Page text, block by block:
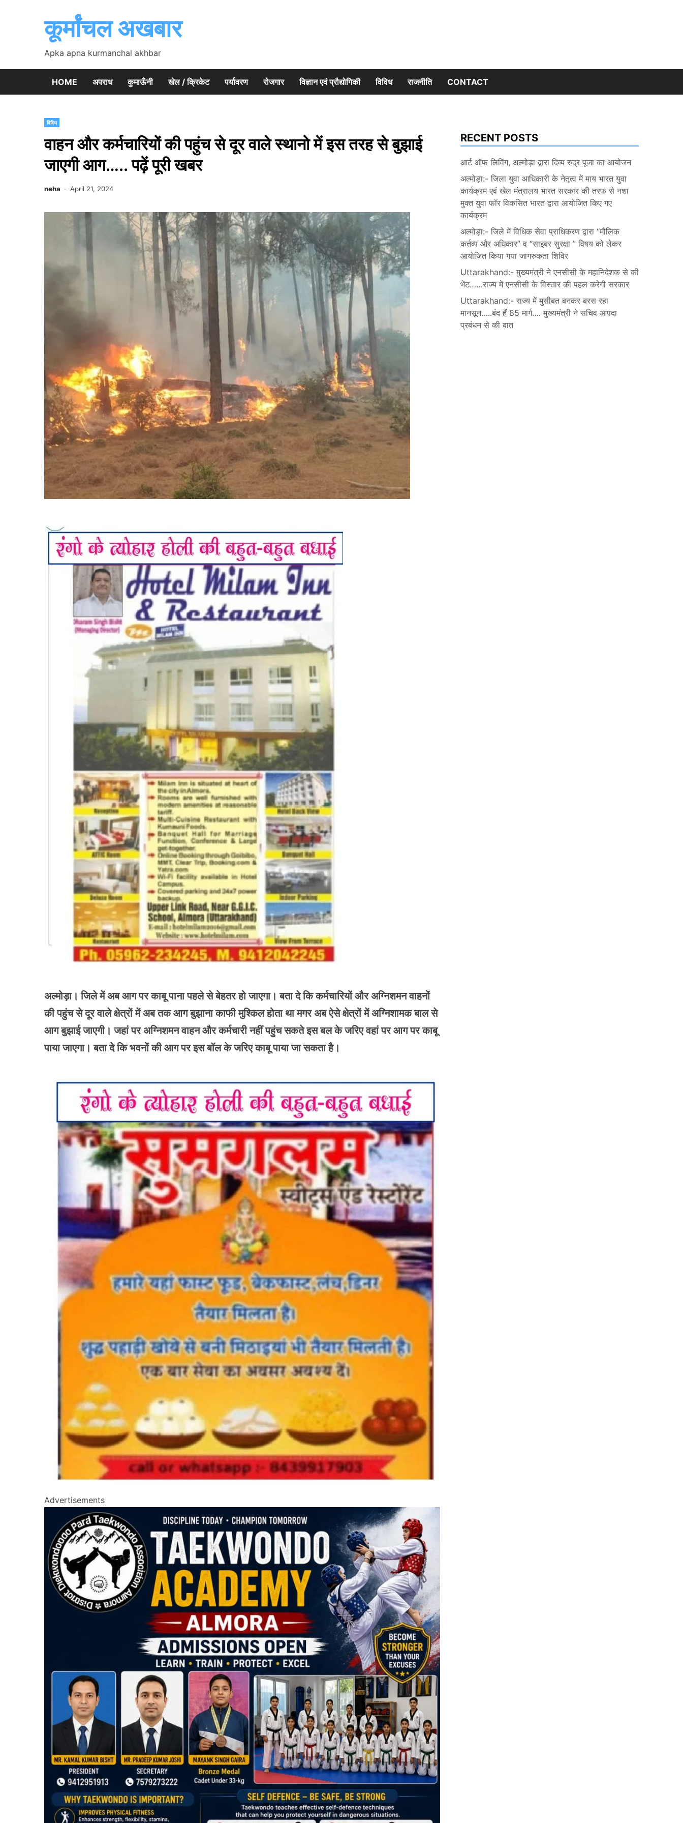
कूर्मांचल अखबार
Apka apna kurmanchal akhbar
HOME अपराध कुमाऊँनी खेल / क्रिकेट पर्यावरण रोजगार विज्ञान एवं प्रौद्योगिकी विविध राजनीति CONTACT
विविध
वाहन और कर्मचारियों की पहुंच से दूर वाले स्थानो में इस तरह से बुझाई
जाएगी आग….. पढ़ें पूरी खबर
neha April 21, 2024
अल्मोड़ा। जिले में अब आग पर काबू पाना पहले से बेहतर हो जाएगा। बता दे कि कर्मचारियों और अग्निशमन वाहनों
की पहुंच से दूर वाले क्षेत्रों में अब तक आग बुझाना काफी मुश्किल होता था मगर अब ऐसे क्षेत्रों में अग्निशामक बाल से
आग बुझाई जाएगी। जहां पर अग्निशमन वाहन और कर्मचारी नहीं पहुंच सकते इस बल के जरिए वहां पर आग पर काबू
पाया जाएगा। बता दे कि भवनों की आग पर इस बॉल के जरिए काबू पाया जा सकता है।
Advertisements
RECENT POSTS
आर्ट ऑफ लिविंग, अल्मोड़ा द्वारा दिव्य रुद्र पूजा का आयोजन
अल्मोड़ा:- जिला युवा आधिकारी के नेतृत्व में माय भारत युवा
कार्यक्रम एवं खेल मंत्रालय भारत सरकार की तरफ से नशा
मुक्त युवा फॉर विकसित भारत द्वारा आयोजित किए गए
कार्यक्रम
अल्मोड़ा:- जिले में विधिक सेवा प्राधिकरण द्वारा “मौलिक
कर्तव्य और अधिकार” व “साइबर सुरक्षा ” विषय को लेकर
आयोजित किया गया जागरुकता शिविर
Uttarakhand:- मुख्यमंत्री ने एनसीसी के महानिदेशक से की
भेंट……राज्य में एनसीसी के विस्तार की पहल करेगी सरकार
Uttarakhand:- राज्य में मुसीबत बनकर बरस रहा
मानसून…..बंद हैं 85 मार्ग…. मुख्यमंत्री ने सचिव आपदा
प्रबंधन से की बात